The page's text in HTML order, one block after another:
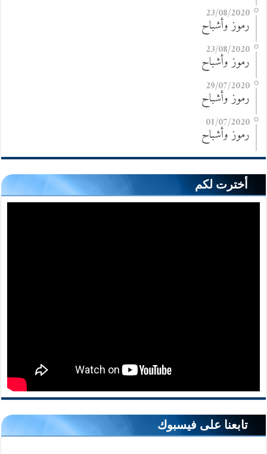
23/08/2020
رموز وأشباح
23/08/2020
رموز وأشباح
29/07/2020
رموز وأشباح
01/07/2020
رموز وأشباح
أخترت لكم
تابعنا على فيسبوك